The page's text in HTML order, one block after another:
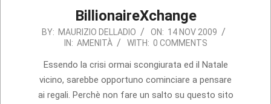
BillionaireXchange
2009-
14
BY: MAURIZIO DELLADIO ON: 14 NOV 2009
IN: AMENITÀ WITH: 0 COMMENTS
Essendo la crisi ormai scongiurata ed il Natale
vicino, sarebbe opportuno cominciare a pensare
ai regali. Perchè non fare un salto su questo sito